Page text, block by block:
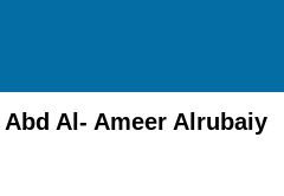
Abd Al- Ameer Alrubaiy